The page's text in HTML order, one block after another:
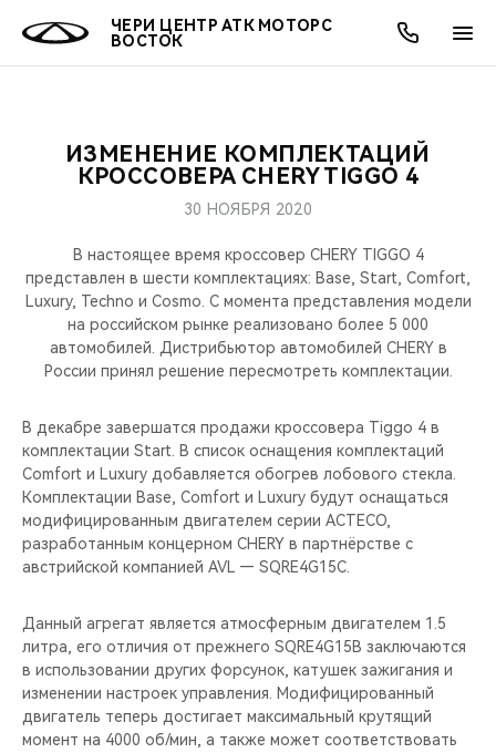
ЧЕРИ ЦЕНТР АТК МОТОРС
ВОСТОК
МОДЕЛИ
КРОССОВЕРЫ
СЕДАНЫ
НОВИНКИ
ПОКУПАТЕЛЯМ
КРЕДИТ И СТРАХОВАНИЕ
ВЛАДЕЛЬЦАМ
ЗАПЧАСТИ И АКСЕССУАРЫ
ПОДДЕРЖКА
МИР CHERY
О БРЕНДЕ
CHERY В СОЦСЕТЯХ
БЛАГОТВОРИТЕЛЬНОСТЬ
CHERY REMOTE
CHERY И СПОРТ
ВИДЕООБЗОРЫ
CHERY ДЛЯ ДЕТЕЙ
АКЦИИ
ОНЛАЙН СЕРВИСЫ
КРЕДИТ
О КОМПАНИИ
МЫ В СОЦСЕТЯХ
ИЗМЕНЕНИЕ КОМПЛЕКТАЦИЙ
КРОССОВЕРА CHERY TIGGO 4
30 НОЯБРЯ 2020
В настоящее время кроссовер CHERY TIGGO 4
представлен в шести комплектациях: Base, Start, Comfort,
Luxury, Techno и Cosmo. С момента представления модели
на российском рынке реализовано более 5 000
автомобилей. Дистрибьютор автомобилей CHERY в
России принял решение пересмотреть комплектации.
В декабре завершатся продажи кроссовера Tiggo 4 в
комплектации Start. В список оснащения комплектаций
Comfort и Luxury добавляется обогрев лобового стекла.
Комплектации Base, Comfort и Luxury будут оснащаться
модифицированным двигателем серии ACTECO,
разработанным концерном CHERY в партнёрстве с
австрийской компанией AVL — SQRE4G15C.
Данный агрегат является атмосферным двигателем 1.5
литра, его отличия от прежнего SQRE4G15B заключаются
в использовании других форсунок, катушек зажигания и
изменении настроек управления. Модифицированный
двигатель теперь достигает максимальный крутящий
момент на 4000 об/мин, а также может соответствовать